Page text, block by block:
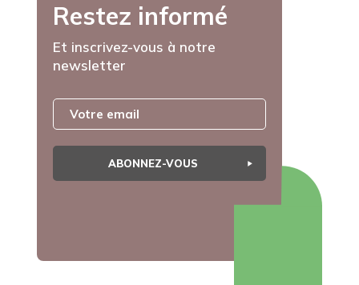
Restez informé
Et inscrivez-vous à notre
newsletter
ABONNEZ-VOUS